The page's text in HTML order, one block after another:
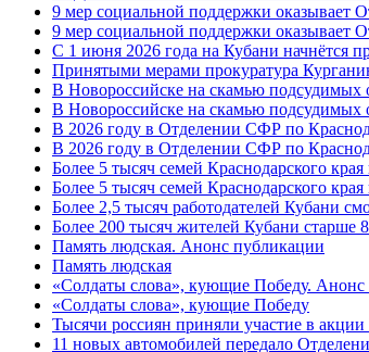
9 мер социальной поддержки оказывает
9 мер социальной поддержки оказывает
С 1 июня 2026 года на Кубани начнётся
Принятыми мерами прокуратура
В Новороссийске на скамью
В Новороссийске на скамью
В 2026 году в Отделении СФР по
В 2026 году в Отделении СФР по
Более 5 тысяч семей Краснодарского
Более 5 тысяч семей Краснодарского
Более 2,5 тысяч работодателей Кубани
Более 200 тысяч жителей Кубани старше
Память людская. Анонс публикации
Память людская
«Солдаты слова», кующие Победу. Анонс
«Солдаты слова», кующие Победу
Тысячи россиян приняли участие в
11 новых автомобилей передало